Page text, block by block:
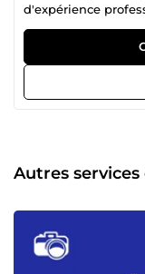
d'expérience
sur des projets
langages de
ailleurs, je suis un
un taux de
commandes
possède une
à imaginer des
Autres